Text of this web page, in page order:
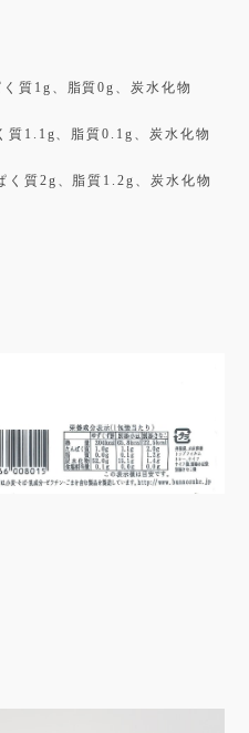
質1g、脂質0g、炭水化物
質1.1g、脂質0.1g、炭水化物
く質2g、脂質1.2g、炭水化物